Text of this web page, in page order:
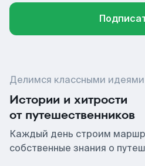
Делимся классными идеями
Истории и хитрости
от путешественников
Каждый день строим
собственные знания о